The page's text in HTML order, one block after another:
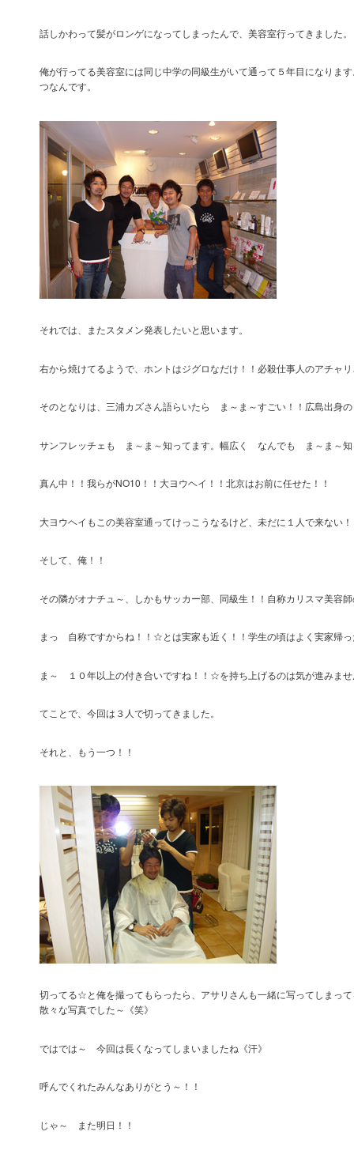
話しかわって髪がロンゲになってしまったんで、美容室行ってきました。
俺が行ってる美容室には同じ中学の同級生がいて通って５年目になりま
つなんです。
それでは、またスタメン発表したいと思います。
右から焼けてるようで、ホントはジグロなだけ！！必殺仕事人のアチャ
そのとなりは、三浦カズさん語らいたら ま～ま～すごい！！広島出身
サンフレッチェも ま～ま～知ってます。幅広く なんでも ま～ま～知
真ん中！！我らがNO10！！大ヨウヘイ！！北京はお前に任せた！！
大ヨウヘイもこの美容室通ってけっこうなるけど、未だに１人で来ない
そして、俺！！
その隣がオナチュ～、しかもサッカー部、同級生！！自称カリスマ美容
まっ 自称ですからね！！☆とは実家も近く！！学生の頃はよく実家帰
ま～ １０年以上の付き合いですね！！☆を持ち上げるのは気が進みま
てことで、今回は３人で切ってきました。
それと、もう一つ！！
切ってる☆と俺を撮ってもらったら、アサリさんも一緒に写ってしまっ
散々な写真でした～《笑》
ではでは～ 今回は長くなってしまいましたね《汗》
呼んでくれたみんなありがとう～！！
じゃ～ また明日！！